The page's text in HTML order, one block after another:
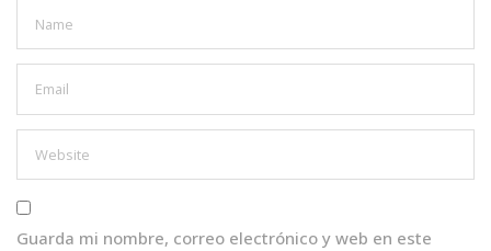
Guarda mi nombre, correo electrónico y web en este